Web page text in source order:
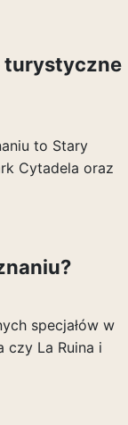
turystyczne
to Stary
Cytadela oraz
specjałów w
czy La Ruina i